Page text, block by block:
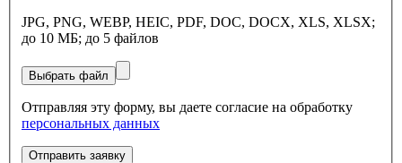
JPG, PNG, WEBP, HEIC, PDF, DOC, DOCX, XLS, XLSX;
до 10 МБ; до 5 файлов
Выбрать файл
Отправляя эту форму, вы даете согласие на обработку
персональных данных
Отправить заявку